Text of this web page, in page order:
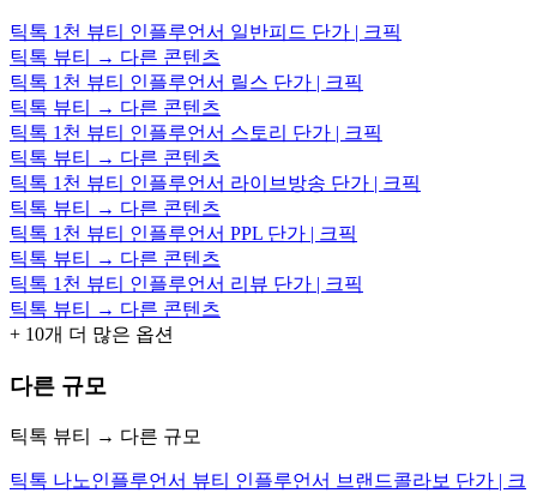
틱톡 1천 뷰티 인플루언서 일반피드 단가 | 크픽
틱톡 뷰티 → 다른 콘텐츠
틱톡 1천 뷰티 인플루언서 릴스 단가 | 크픽
틱톡 뷰티 → 다른 콘텐츠
틱톡 1천 뷰티 인플루언서 스토리 단가 | 크픽
틱톡 뷰티 → 다른 콘텐츠
틱톡 1천 뷰티 인플루언서 라이브방송 단가 | 크픽
틱톡 뷰티 → 다른 콘텐츠
틱톡 1천 뷰티 인플루언서 PPL 단가 | 크픽
틱톡 뷰티 → 다른 콘텐츠
틱톡 1천 뷰티 인플루언서 리뷰 단가 | 크픽
틱톡 뷰티 → 다른 콘텐츠
+ 10개 더 많은 옵션
다른 규모
틱톡 뷰티 → 다른 규모
틱톡 나노인플루언서 뷰티 인플루언서 브랜드콜라보 단가 | 크